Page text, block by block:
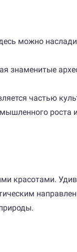
можно
знаменитые
частью
роста
красотами.